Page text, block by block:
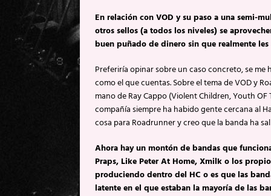
En relación con VOD y su paso a una semi-
otros sellos (a todos los niveles) se
buen puñado de dinero sin que realmente
Preferiría opinar sobre un caso concreto, se
como el que cuentas. Sobre el tema de VOD y
mano de Ray Cappo (Violent Children, Youth
compañía siempre ha habido gente cercana al
cosa para Roadrunner y creo que la banda ha
Ahora hay un montón de bandas que
Praps, Like Peter At Home, Xmilk o los
produciendo dentro del HC o es que las
latente en el que estaban la mayoría de las